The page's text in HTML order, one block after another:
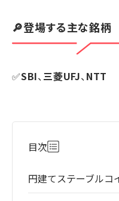
🔎登場する主な銘柄
✅SBI、三菱UFJ、NTT
目次
円建てステーブルコ